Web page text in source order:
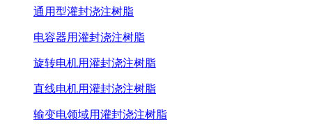
通用型灌封浇注树脂
电容器用灌封浇注树脂
旋转电机用灌封浇注树脂
直线电机用灌封浇注树脂
输变电领域用灌封浇注树脂